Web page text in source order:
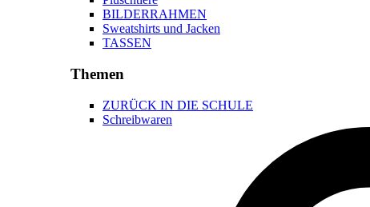
BILDERRAHMEN
Sweatshirts und Jacken
TASSEN
Themen
ZURÜCK IN DIE SCHULE
Schreibwaren